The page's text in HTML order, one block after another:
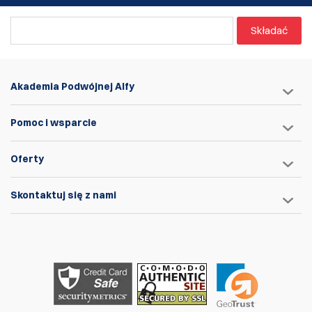
pozostawiania filmu na mosiądzu.
Dodatkowo, dla dodatkowego polerowania, można użyć
wibracyjnego szlifiera po procesie czyszczenia.
Składać
Akademia Podwójnej Alfy
Pomoc i wsparcie
Oferty
Skontaktuj się z nami